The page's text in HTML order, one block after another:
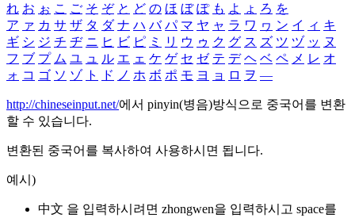
れ お ぉ こ ご そ ぞ と ど の ほ ぼ ぽ も よ ょ ろ を
ア ァ カ サ ザ タ ダ ナ ハ バ パ マ ヤ ャ ラ ワ ヮ ン イ ィ キ
ギ シ ジ チ ヂ ニ ヒ ビ ピ ミ リ ウ ゥ ク グ ス ズ ツ ヅ ッ ヌ
フ ブ プ ム ユ ュ ル エ ェ ケ ゲ セ ゼ テ デ ヘ ベ ペ メ レ オ
ォ コ ゴ ソ ゾ ト ド ノ ホ ボ ポ モ ヨ ョ ロ ヲ ―
http://chineseinput.net/에서 pinyin(병음)방식으로 중국어를 변환
할 수 있습니다.
변환된 중국어를 복사하여 사용하시면 됩니다.
예시)
中文 을 입력하시려면 zhongwen을 입력하시고 space를